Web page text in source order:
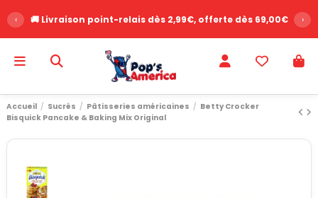
‹ 🚚 Livraison point-relais dès 2,99€, offerte dès 69,00€ ›
Accueil Sucrés Pâtisseries américaines
Betty Crocker
Bisquick Pancake & Baking Mix Original